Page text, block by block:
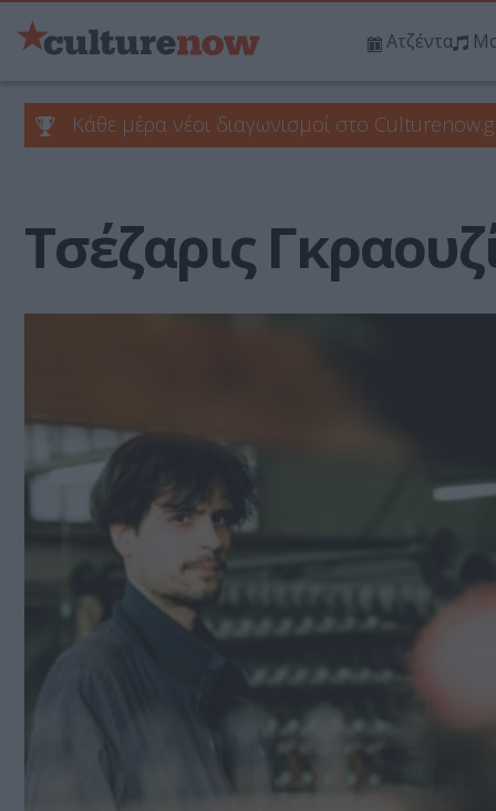
Ατζέντα
Κάθε μέρα νέοι διαγωνισμοί στο
Τσέζαρις